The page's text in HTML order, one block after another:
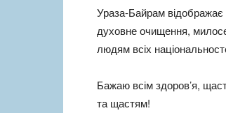
Ураза-Байрам відображає
духовне очищення,
людям всіх
Бажаю всім здоров’я,
та щастям!